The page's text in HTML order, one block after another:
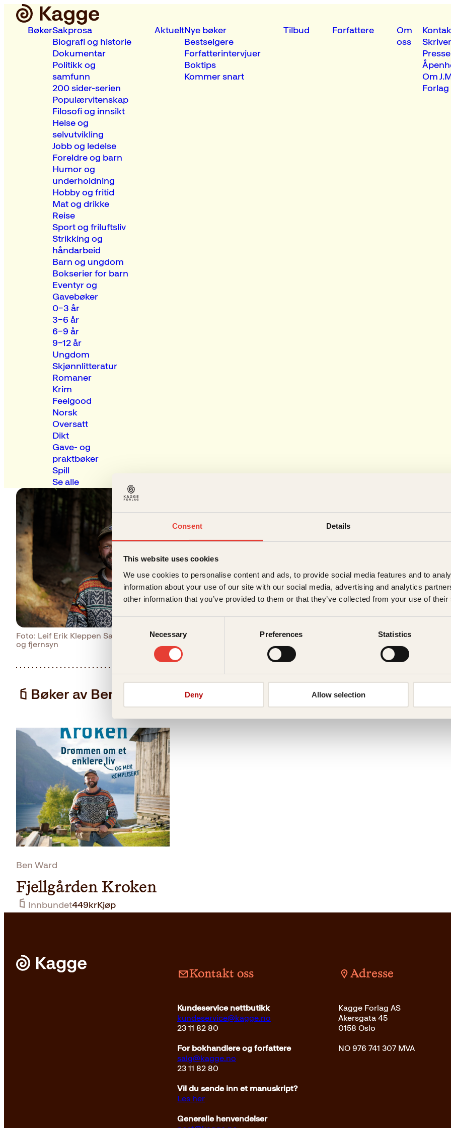
Consent Details
This website uses cookies
We use cookies to personalise content and ads, to provide social media features and to
information about your use of our site with our social media, advertising and analytics
other information that you’ve provided to them or that they’ve collected from your use of
Consent
Selection
Necessary Preferences Statistics
Deny Allow selection
BøkerSakprosa
Biografi og historie
Dokumentar
Politikk og
samfunn
200 sider-serien
Populærvitenskap
Filosofi og innsikt
Helse og
selvutvikling
Jobb og ledelse
Foreldre og barn
Humor og
underholdning
Hobby og fritid
Mat og drikke
Reise
Sport og friluftsliv
Strikking og
håndarbeid
Barn og ungdom
Bokserier for barn
Eventyr og
Gavebøker
0–3 år
3–6 år
6–9 år
9–12 år
Ungdom
Skjønnlitteratur
Romaner
Krim
Feelgood
Norsk
Oversatt
Dikt
Gave- og
praktbøker
Spill
Se alle
AktueltNye bøker
Bestselgere
Forfatterintervjuer
Boktips
Kommer snart
Tilbud Forfattere
Om
oss
Presse
Om
Forlag
Foto: Leif Erik Kleppen Salto film
og fjernsyn
Last ned pressebilder
dypere forbindelse med naturen.
Bøker av Ben Ward
Ben Ward
Fjellgården Kroken
Innbundet449krKjøp
Kontakt oss
Kundeservice nettbutikk
kundeservice@kagge.no
23 11 82 80
For bokhandlere og forfattere
salg@kagge.no
23 11 82 80
Vil du sende inn et manuskript?
Les her
Generelle henvendelser
Adresse
Kagge Forlag AS
Akersgata 45
0158 Oslo
NO 976 741 307 MVA